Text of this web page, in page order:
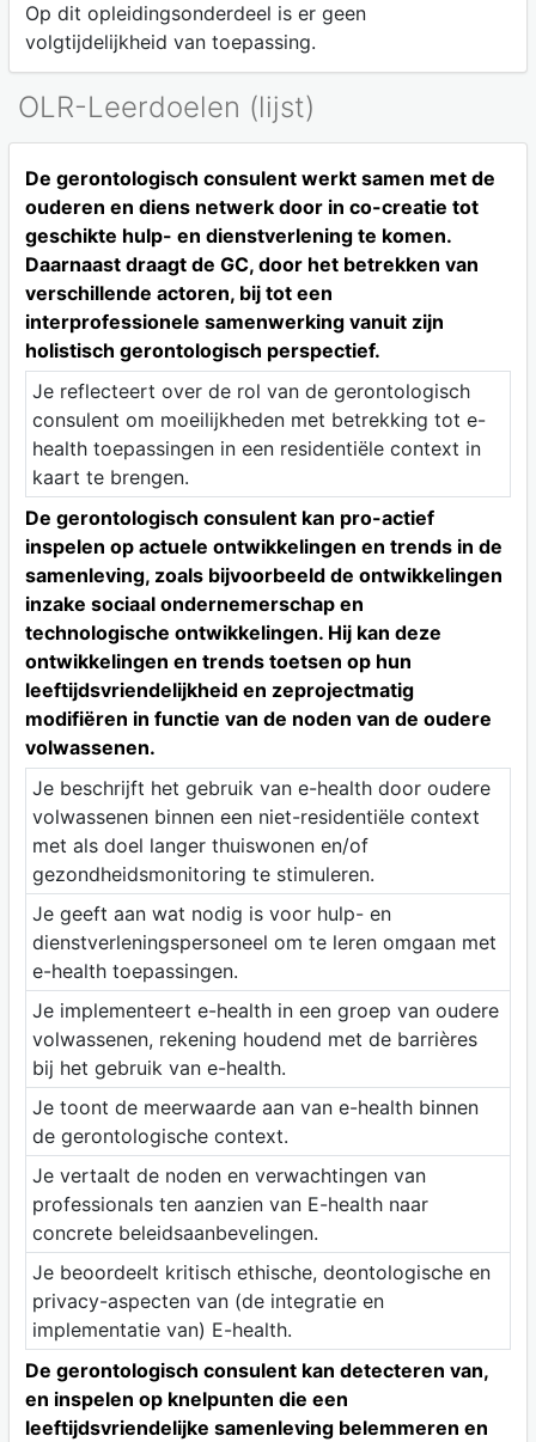
Op dit opleidingsonderdeel is er geen
volgtijdelijkheid van toepassing.
OLR-Leerdoelen (lijst)
De gerontologisch consulent werkt samen met de
ouderen en diens netwerk door in co-creatie tot
geschikte hulp- en dienstverlening te komen.
Daarnaast draagt de GC, door het betrekken van
verschillende actoren, bij tot een
interprofessionele samenwerking vanuit zijn
holistisch gerontologisch perspectief.
Je reflecteert over de rol van de gerontologisch
consulent om moeilijkheden met betrekking tot e-
health toepassingen in een residentiële context in
kaart te brengen.
De gerontologisch consulent kan pro-actief
inspelen op actuele ontwikkelingen en trends in de
samenleving, zoals bijvoorbeeld de ontwikkelingen
inzake sociaal ondernemerschap en
technologische ontwikkelingen. Hij kan deze
ontwikkelingen en trends toetsen op hun
leeftijdsvriendelijkheid en zeprojectmatig
modifiëren in functie van de noden van de oudere
volwassenen.
Je beschrijft het gebruik van e-health door oudere
volwassenen binnen een niet-residentiële context
met als doel langer thuiswonen en/of
gezondheidsmonitoring te stimuleren.
Je geeft aan wat nodig is voor hulp- en
dienstverleningspersoneel om te leren omgaan met
e-health toepassingen.
Je implementeert e-health in een groep van oudere
volwassenen, rekening houdend met de barrières
bij het gebruik van e-health.
Je toont de meerwaarde aan van e-health binnen
de gerontologische context.
Je vertaalt de noden en verwachtingen van
professionals ten aanzien van E-health naar
concrete beleidsaanbevelingen.
Je beoordeelt kritisch ethische, deontologische en
privacy-aspecten van (de integratie en
implementatie van) E-health.
De gerontologisch consulent kan detecteren van,
en inspelen op knelpunten die een
leeftijdsvriendelijke samenleving belemmeren en